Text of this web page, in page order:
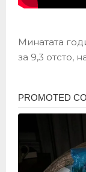
Минатата
за 9,3 отсто,